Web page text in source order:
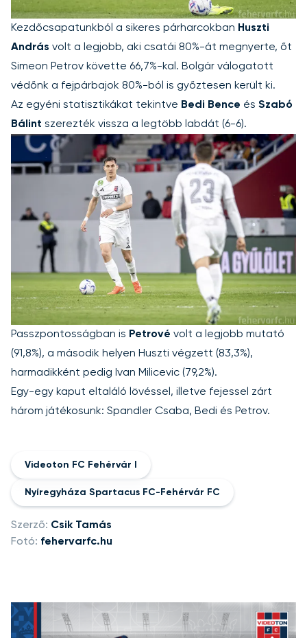
Kezdőcsapatunkból a sikeres párharcokban Huszti
András volt a legjobb, aki csatái 80%-át megnyerte, őt
Simeon Petrov követte 66,7%-kal. Bolgár válogatott
védőnk a fejpárbajok 80%-ból is győztesen került ki.
Az egyéni statisztikákat tekintve Bedi Bence és Szabó
Bálint szerezték vissza a legtöbb labdát (6-6).
Passzpontosságban is Petrové volt a legjobb mutató
(91,8%), a második helyen Huszti végzett (83,3%),
harmadikként pedig Ivan Milicevic (79,2%).
Egy-egy kaput eltaláló lövéssel, illetve fejessel zárt
három játékosunk: Spandler Csaba, Bedi és Petrov.
Videoton FC Fehérvár I
Nyíregyháza Spartacus FC-Fehérvár FC
Szerző: Csik Tamás
Fotó: fehervarfc.hu